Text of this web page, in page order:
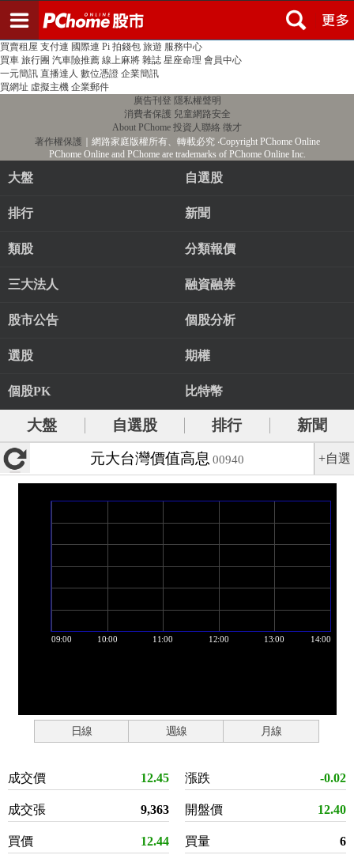
PChome首頁 線上購物 24h購物 書店
買賣租屋 支付連 國際連 Pi 拍錢包 旅遊 服務中心
買車 旅行團 汽車險推薦 線上麻將 雜誌 星座命理 會員中心
一元簡訊 直播達人 數位憑證 企業簡訊
買網址 虛擬主機 企業郵件
廣告刊登 隱私權聲明
消費者保護 兒童網路安全
About PChome 投資人聯絡 徵才
著作權保護 ｜網路家庭版權所有、轉載必究‧Copyright PChome Online
PChome Online and PChome are trademarks of PChome Online Inc.
大盤 自選股
排行 新聞
類股 分類報價
三大法人 融資融券
股市公告 個股分析
選股 期權
個股PK 比特幣
大盤 自選股 排行
新聞
元大台灣價值高息 00940 +自選
日線 週線 月線
成交價 12.45
成交張 9,363
買價 12.44
漲跌 -0.02
開盤價 12.40
買量 6